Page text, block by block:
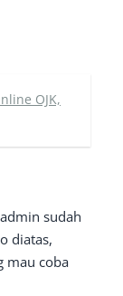
OJK,
sudah
diatas,
mau coba